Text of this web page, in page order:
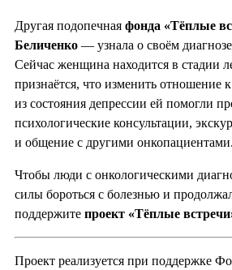
Другая подопечная фонда «Тёплые
Беличенко — узнала о своём
Сейчас женщина находится в стадии
признаётся, что изменить отношение
из состояния депрессии ей помогли
психологические консультации,
и общение с другими онкопациентами.
Чтобы люди с онкологическими
силы бороться с болезнью и
поддержите проект «Тёплые
Проект реализуется при поддержке